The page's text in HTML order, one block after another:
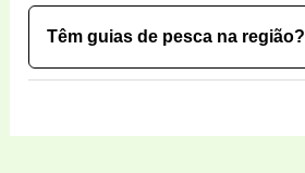
Têm guias de pesca na região?